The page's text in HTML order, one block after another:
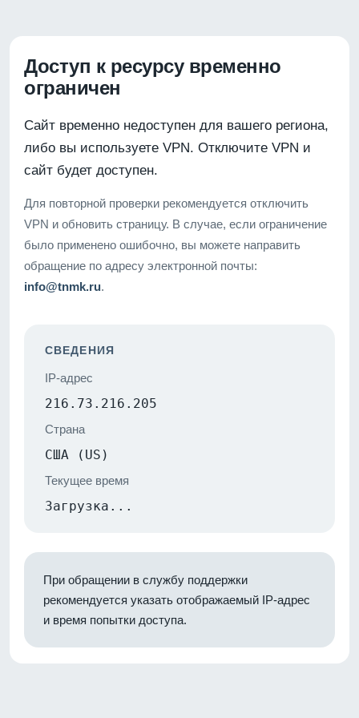
Доступ к ресурсу временно
ограничен
Сайт временно недоступен для вашего региона,
либо вы используете VPN. Отключите VPN и
сайт будет доступен.
Для повторной проверки рекомендуется отключить
VPN и обновить страницу. В случае, если ограничение
было применено ошибочно, вы можете направить
обращение по адресу электронной почты:
info@tnmk.ru.
СВЕДЕНИЯ
IP-адрес
216.73.216.205
Страна
США (US)
Текущее время
Загрузка...
При обращении в службу поддержки
рекомендуется указать отображаемый IP-адрес
и время попытки доступа.